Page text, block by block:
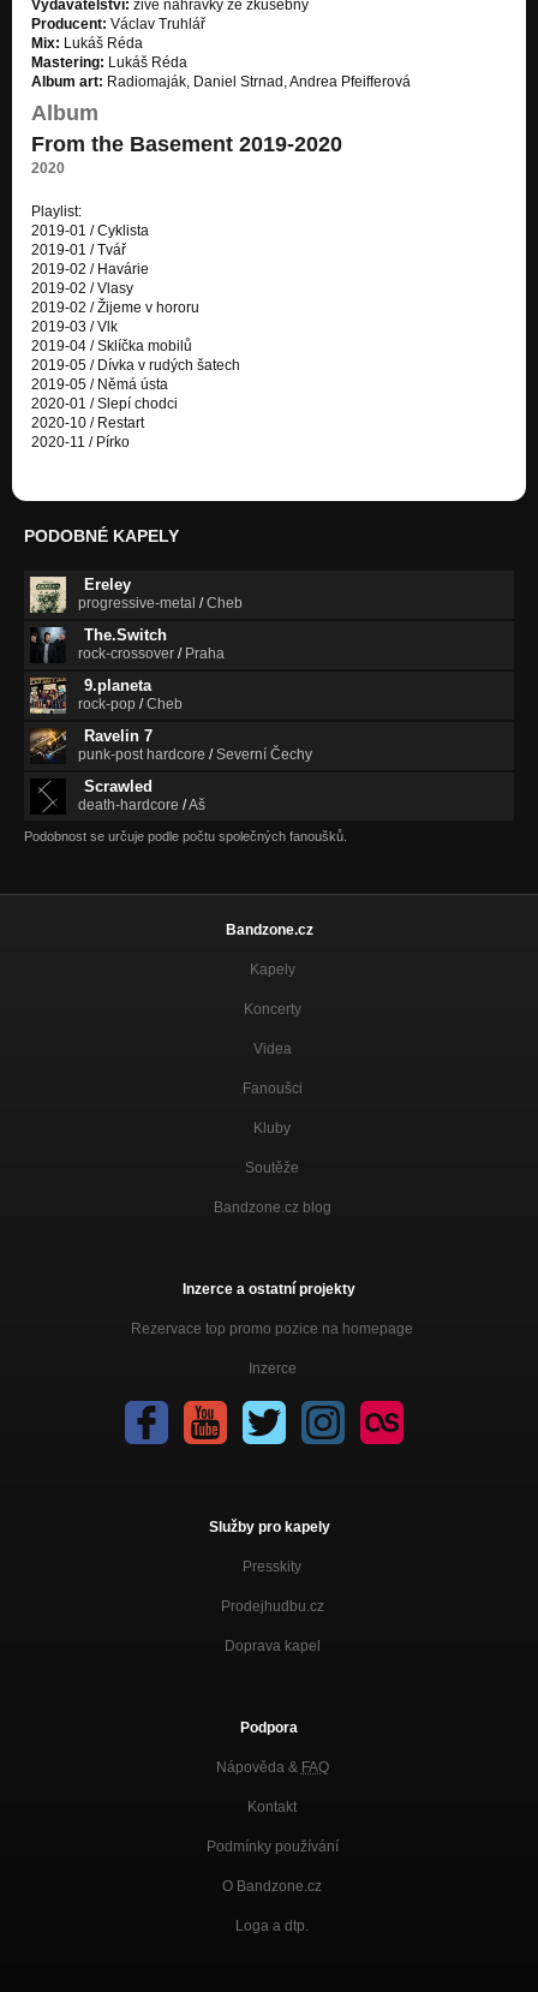
Vydavatelství: živé nahrávky ze zkušebny
Producent: Václav Truhlář
Mix: Lukáš Réda
Mastering: Lukáš Réda
Album art: Radiomaják, Daniel Strnad, Andrea Pfeifferová
Album
From the Basement 2019-2020
2020
Playlist:
2019-01 / Cyklista
2019-01 / Tvář
2019-02 / Havárie
2019-02 / Vlasy
2019-02 / Žijeme v hororu
2019-03 / Vlk
2019-04 / Sklíčka mobilů
2019-05 / Dívka v rudých šatech
2019-05 / Němá ústa
2020-01 / Slepí chodci
2020-10 / Restart
2020-11 / Pírko
PODOBNÉ KAPELY
Ereley
progressive-metal /Cheb
The.Switch
rock-crossover / Praha
9.planeta
rock-pop /Cheb
Ravelin 7
punk-post hardcore /Severní Čechy
Scrawled
death-hardcore /Aš
Podobnost se určuje podle počtu společných fanoušků.
Bandzone.cz
Kapely
Koncerty
Videa
Fanoušci
Kluby
Soutěže
Bandzone.cz blog
Inzerce a ostatní projekty
Rezervace top promo pozice na homepage
Inzerce
Služby pro kapely
Presskity
Prodejhudbu.cz
Doprava kapel
Podpora
Nápověda & FAQ
Kontakt
Podmínky používání
O Bandzone.cz
Loga a dtp.